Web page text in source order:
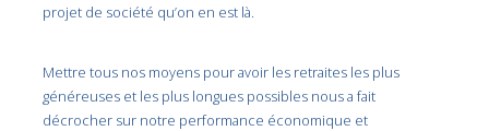
projet de société qu’on en est là.
Mettre tous nos moyens pour avoir les retraites les plus
généreuses et les plus longues possibles nous a fait
décrocher sur notre performance économique et